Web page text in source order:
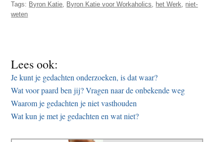
Tags: Byron Katie, Byron Katie voor Workaholics, het Werk, niet-
weten
Lees ook:
Je kunt je gedachten onderzoeken, is dat waar?
Wat voor paard ben jij? Vragen naar de onbekende weg
Waarom je gedachten je niet vasthouden
Wat kun je met je gedachten en wat niet?